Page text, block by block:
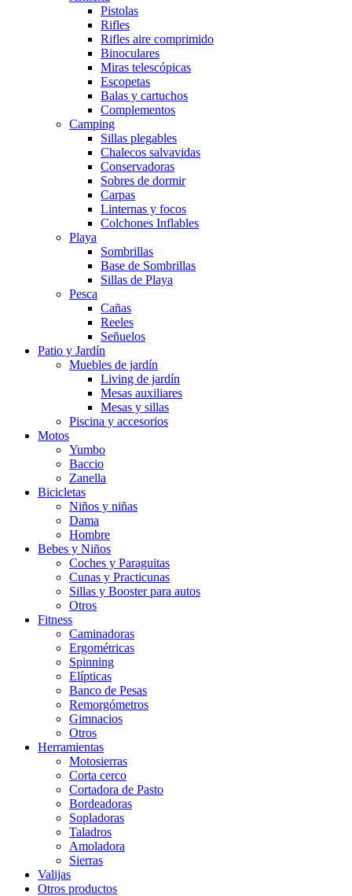
Pistolas
Rifles
Rifles aire comprimido
Binoculares
Miras telescópicas
Escopetas
Balas y cartuchos
Complementos
Camping
Sillas plegables
Chalecos salvavidas
Conservadoras
Sobres de dormir
Carpas
Linternas y focos
Colchones Inflables
Playa
Sombrillas
Base de Sombrillas
Sillas de Playa
Pesca
Cañas
Reeles
Señuelos
Patio y Jardín
Muebles de jardín
Living de jardín
Mesas auxiliares
Mesas y sillas
Piscina y accesorios
Motos
Yumbo
Baccio
Zanella
Bicicletas
Niños y niñas
Dama
Hombre
Bebes y Niños
Coches y Paraguitas
Cunas y Practicunas
Sillas y Booster para autos
Otros
Fitness
Caminadoras
Ergométricas
Spinning
Elípticas
Banco de Pesas
Remorgómetros
Gimnacios
Otros
Herramientas
Motosierras
Corta cerco
Cortadora de Pasto
Bordeadoras
Sopladoras
Taladros
Amoladora
Sierras
Valijas
Otros productos